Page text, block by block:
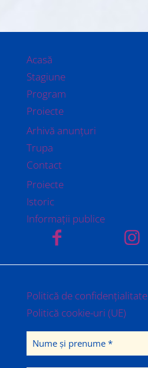
Acasă
Stagiune
Program
Proiecte
Arhivă anunțuri
Trupa
Contact
Proiecte
Istoric
Informații publice
Politică de confidențialitate
Politică cookie-uri (UE)